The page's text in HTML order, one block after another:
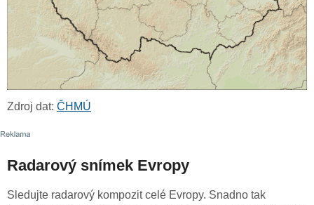
Zdroj dat: ČHMÚ
Radarový snímek Evropy
Sledujte radarový kompozit celé Evropy. Snadno tak